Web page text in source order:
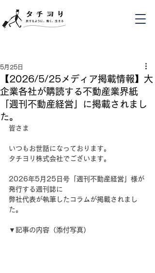
【2026/5/25メディア掲載情報】大
企業各社が購読する不動産業界紙
「週刊不動産経営」に掲載されまし
た。
5月25日
皆さま
いつもお世話になっております。
タチヨリ株式会社でございます。
2026年5月25日号「週刊不動産経営」様が
発行する週刊誌に
弊社代表が執筆したコラムが掲載されまし
た。
▼記事の内容（添付写真）